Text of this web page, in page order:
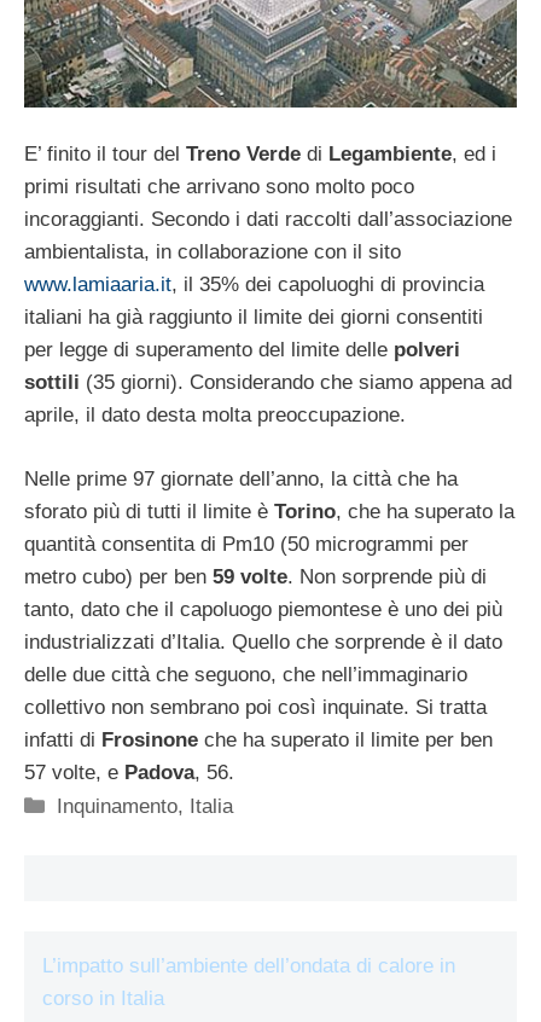
E’ finito il tour del Treno Verde di Legambiente, ed i
primi risultati che arrivano sono molto poco
incoraggianti. Secondo i dati raccolti dall’associazione
ambientalista, in collaborazione con il sito
www.lamiaaria.it, il 35% dei capoluoghi di provincia
italiani ha già raggiunto il limite dei giorni consentiti
per legge di superamento del limite delle polveri
sottili (35 giorni). Considerando che siamo appena ad
aprile, il dato desta molta preoccupazione.
Nelle prime 97 giornate dell’anno, la città che ha
sforato più di tutti il limite è Torino, che ha superato la
quantità consentita di Pm10 (50 microgrammi per
metro cubo) per ben 59 volte. Non sorprende più di
tanto, dato che il capoluogo piemontese è uno dei più
industrializzati d’Italia. Quello che sorprende è il dato
delle due città che seguono, che nell’immaginario
collettivo non sembrano poi così inquinate. Si tratta
infatti di Frosinone che ha superato il limite per ben
57 volte, e Padova, 56.
Categorie
Inquinamento, Italia
L’impatto sull’ambiente dell’ondata di calore in
corso in Italia